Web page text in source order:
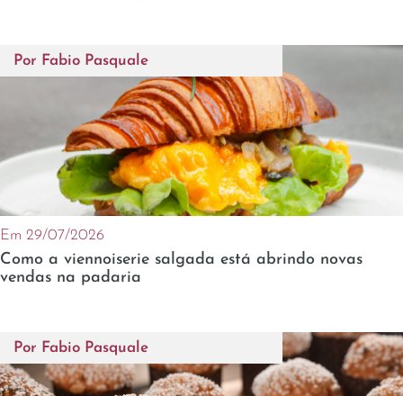
Por Fabio Pasquale
Em 29/07/2026
Como a viennoiserie salgada está abrindo novas
vendas na padaria
Por Fabio Pasquale